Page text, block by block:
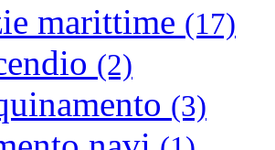
marittime (17)
(2)
(3)